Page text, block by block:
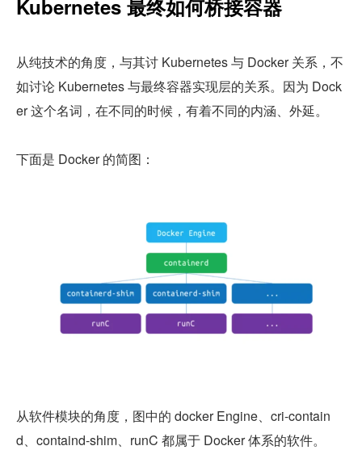
Kubernetes 最终如何桥接容器
从纯技术的角度，与其讨 Kubernetes 与 Docker 关系，不
如讨论 Kubernetes 与最终容器实现层的关系。因为 Dock
er 这个名词，在不同的时候，有着不同的内涵、外延。
下面是 Docker 的简图：
从软件模块的角度，图中的 docker Engine、cri-contain
d、containd-shim、runC 都属于 Docker 体系的软件。